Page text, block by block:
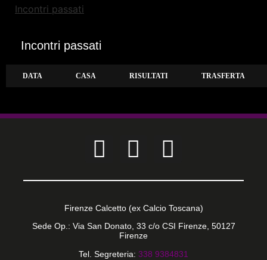
Incontri passati
Incontri passati
DATA CASA RISULTATI TRASFERTA
Firenze Calcetto (ex Calcio Toscana)
Sede Op.: Via San Donato, 33 c/o CSI Firenze, 50127
Firenze
Tel. Segreteria: 338 9384831